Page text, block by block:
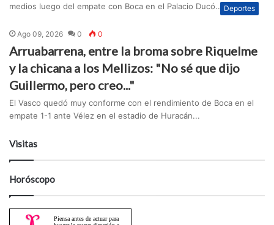
medios luego del empate con Boca en el Palacio Ducó....Deportes
Ago 09, 2026 0 0
Arruabarrena, entre la broma sobre Riquelme
y la chicana a los Mellizos: "No sé que dijo
Guillermo, pero creo..."
El Vasco quedó muy conforme con el rendimiento de Boca en el
empate 1-1 ante Vélez en el estadio de Huracán...
Visitas
Horóscopo